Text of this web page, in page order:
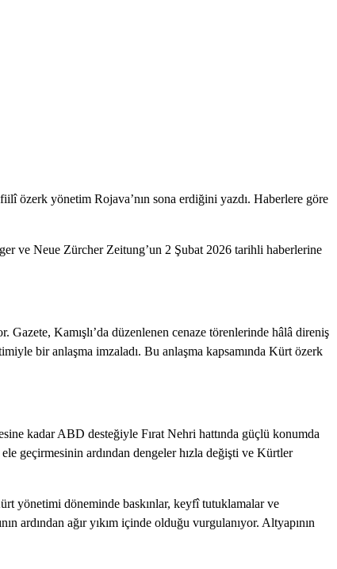
özerk yönetim Rojava’nın sona erdiğini yazdı. Haberlere göre
ve Neue Zürcher Zeitung’un 2 Şubat 2026 tarihli haberlerine
Kamışlı’da düzenlenen cenaze törenlerinde hâlâ direniş
bir anlaşma imzaladı. Bu anlaşma kapsamında Kürt özerk
kadar ABD desteğiyle Fırat Nehri hattında güçlü konumda
geçirmesinin ardından dengeler hızla değişti ve Kürtler
yönetimi döneminde baskınlar, keyfî tutuklamalar ve
ardından ağır yıkım içinde olduğu vurgulanıyor. Altyapının